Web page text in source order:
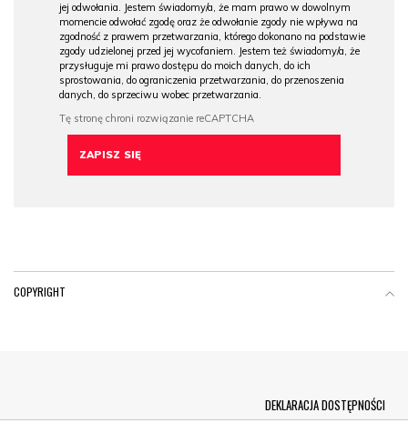
jej odwołania. Jestem świadomy/a, że mam prawo w dowolnym
momencie odwołać zgodę oraz że odwołanie zgody nie wpływa na
zgodność z prawem przetwarzania, którego dokonano na podstawie
zgody udzielonej przed jej wycofaniem. Jestem też świadomy/a, że
przysługuje mi prawo dostępu do moich danych, do ich
sprostowania, do ograniczenia przetwarzania, do przenoszenia
danych, do sprzeciwu wobec przetwarzania.
COPYRIGHT
DEKLARACJA DOSTĘPNOŚCI